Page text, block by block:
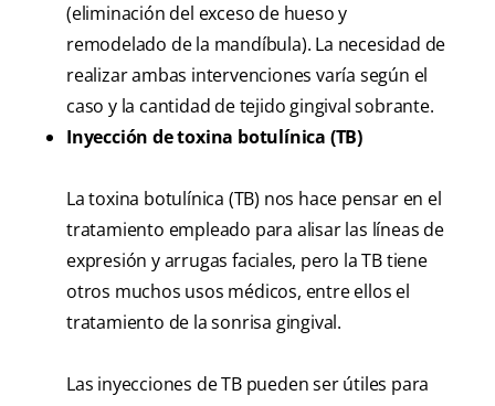
(eliminación del exceso de hueso y
remodelado de la mandíbula). La necesidad de
realizar ambas intervenciones varía según el
caso y la cantidad de tejido gingival sobrante.
Inyección de toxina botulínica (TB)
La toxina botulínica (TB) nos hace pensar en el
tratamiento empleado para alisar las líneas de
expresión y arrugas faciales, pero la TB tiene
otros muchos usos médicos, entre ellos el
tratamiento de la sonrisa gingival.
Las inyecciones de TB pueden ser útiles para